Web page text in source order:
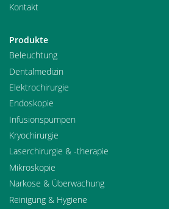
Kontakt
Produkte
Beleuchtung
Dentalmedizin
Elektrochirurgie
Endoskopie
Infusionspumpen
Kryochirurgie
Laserchirurgie & -therapie
Mikroskopie
Narkose & Überwachung
Reinigung & Hygiene